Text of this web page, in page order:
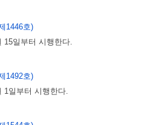
1446호)
15일부터 시행한다.
1492호)
1일부터 시행한다.